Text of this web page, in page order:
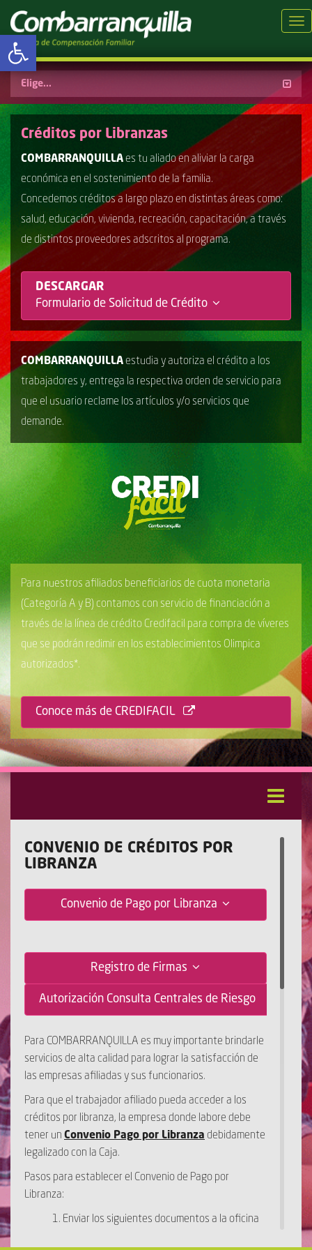
Abrir barra de herramientas
Inicio
CRÉDITOS/LIBRANZAS
Elige...
Créditos por Libranzas
COMBARRANQUILLAes tu aliado en aliviar la carga
económica en el sostenimiento de la familia.
Concedemos créditos a largo plazo en distintas áreas como:
salud, educación, vivienda, recreación, capacitación, a través
de distintos proveedores adscritos al programa.
DESCARGAR
Formulario de Solicitud de Crédito
COMBARRANQUILLAestudia y autoriza el crédito a los
trabajadores y, entrega la respectiva orden de servicio para
que el usuario reclame los artículos y/o servicios que
demande.
Para nuestros afiliados beneficiarios de cuota monetaria
(Categoría A y B) contamos con servicio de financiación a
través de la línea de crédito Credifacil para compra de víveres
que se podrán redimir en los establecimientos Olimpica
autorizados*.
Conoce más de CREDIFACIL
CONVENIO DE CRÉDITOS POR
LIBRANZA
Convenio de Pago por Libranza
Registro de Firmas
Autorización Consulta Centrales de Riesgo
Para COMBARRANQUILLA es muy importante brindarle
servicios de alta calidad para lograr la satisfacción de
las empresas afiliadas y sus funcionarios.
Para que el trabajador afiliado pueda acceder a los
créditos por libranza, la empresa donde labore debe
tener un Convenio Pago por Libranza debidamente
legalizado con la Caja.
Pasos para establecer el Convenio de Pago por
Libranza:
1. Enviar los siguientes documentos a la oficina